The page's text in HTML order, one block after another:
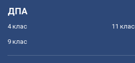
ДПА
4 клас
9 клас
11 клас